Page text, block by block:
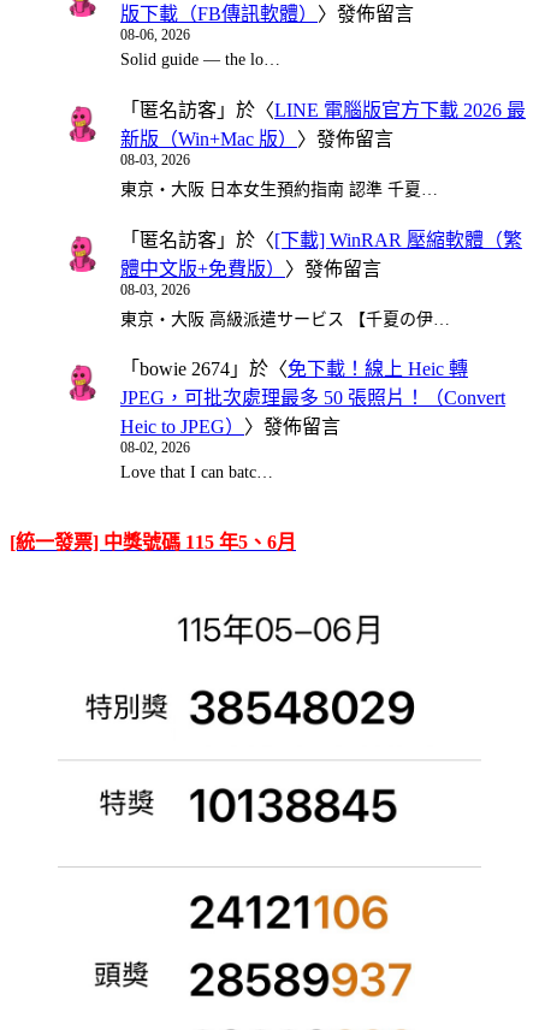
版下載（FB傳訊軟體） 〉發佈留言
08-06, 2026
Solid guide — the lo…
「 匿名訪客 」於〈LINE 電腦版官方下載 2026 最
新版（Win+Mac 版） 〉發佈留言
08-03, 2026
東京・大阪 日本女生預約指南 認準 千夏…
「 匿名訪客 」於〈[下載] WinRAR 壓縮軟體（繁
體中文版+免費版） 〉發佈留言
08-03, 2026
東京・大阪 高級派遣サービス 【千夏の伊…
「 bowie 2674 」於〈免下載！線上 Heic 轉
JPEG，可批次處理最多 50 張照片！（Convert
Heic to JPEG） 〉發佈留言
08-02, 2026
Love that I can batc…
[統一發票] 中獎號碼 115 年5、6月